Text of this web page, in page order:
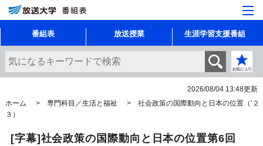
番組表 放送授業 生涯学習支援番組
2026/08/04 13:48更新
ホーム
専門科目／生活と福祉
社会政策の国際動向と日本の位置（’２
３）
[字幕]社会政策の国際動向と日本の位置第6回